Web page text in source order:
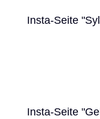
Insta-Seite
Insta-Seite